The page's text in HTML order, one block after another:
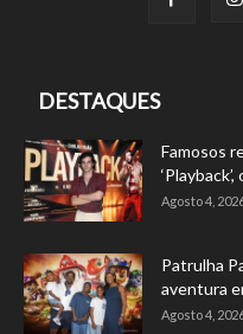
DESTAQUES
Famosos
Agosto 4,
Patrulha
aventura
Agosto 4,